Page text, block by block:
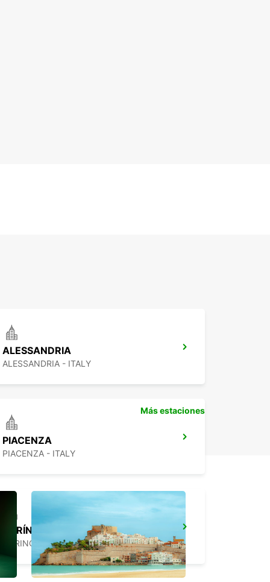
ALESSANDRIA
ALESSANDRIA - ITALY
PIACENZA
PIACENZA - ITALY
TURÍN VIA MADAMA CRISTINA
TORINO - ITALY
Más estaciones